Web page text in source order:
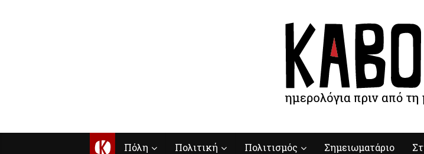
Κ Πόλη Πολιτική Πολιτισμός Σημειωματάριο